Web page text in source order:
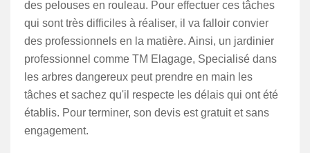
des pelouses en rouleau. Pour effectuer ces tâches
qui sont très difficiles à réaliser, il va falloir convier
des professionnels en la matière. Ainsi, un jardinier
professionnel comme TM Elagage, Specialisé dans
les arbres dangereux peut prendre en main les
tâches et sachez qu'il respecte les délais qui ont été
établis. Pour terminer, son devis est gratuit et sans
engagement.